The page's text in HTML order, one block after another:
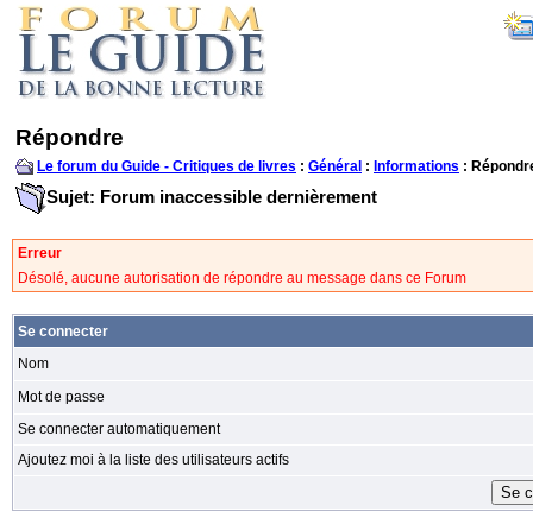
Répondre
Le forum du Guide - Critiques de livres : Général : Informations :
Sujet: Forum inaccessible dernièrement
Erreur
Désolé, aucune autorisation de répondre au message dans ce Forum
Se connecter
Nom
Mot de passe
Se connecter automatiquement
Ajoutez moi à la liste des utilisateurs actifs